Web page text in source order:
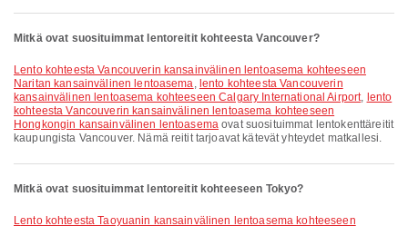
Mitkä ovat suosituimmat lentoreitit kohteesta Vancouver?
lento kohteesta Vancouverin kansainvälinen lentoasema kohteeseen
Naritan kansainvälinen lentoasema, lento kohteesta Vancouverin
kansainvälinen lentoasema kohteeseen Calgary International Airport, lento
kohteesta Vancouverin kansainvälinen lentoasema kohteeseen
Hongkongin kansainvälinen lentoasema ovat suosituimmat lentokenttäreitit
kaupungista Vancouver. Nämä reitit tarjoavat kätevät yhteydet matkallesi.
Mitkä ovat suosituimmat lentoreitit kohteeseen Tokyo?
lento kohteesta Taoyuanin kansainvälinen lentoasema kohteeseen